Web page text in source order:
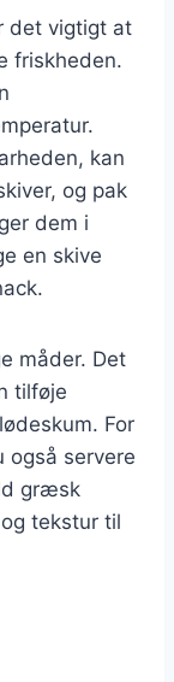
det vigtigt at
friskheden.
kan
og pak
dem i
en skive
måder. Det
tilføje
For
også servere
græsk
tekstur til